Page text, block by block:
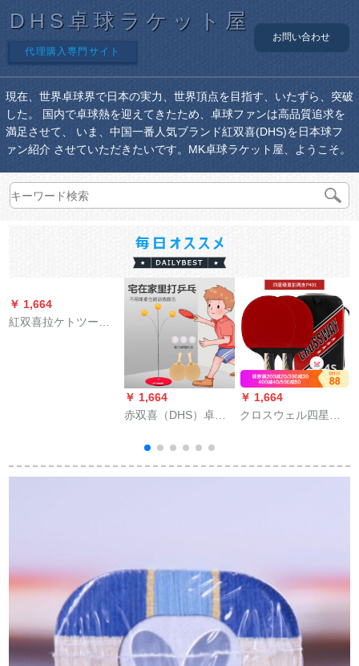
DHS卓球ラケット屋
代理購入専門サイト
お問い合わせ
現在、世界卓球界で日本の実力、世界頂点を目指す、いたずら、突破
した。 国内で卓球熱を迎えてきたため、卓球ファンは高品質追求を
満足させて、 いま、中国一番人気ブランド紅双喜(DHS)を日本球フ
ァン紹介 させていただきたいです。MK卓球ラケット屋、ようこそ。
￥ 1,664
紅双喜拉ケトツーシ
￥ 1,664
赤双喜（DHS）卓球
室内家庭用ライケト
用パンチBP 05-Bプロ
￥ 1,664
クロスウェル四星ラ
セト4星グリット